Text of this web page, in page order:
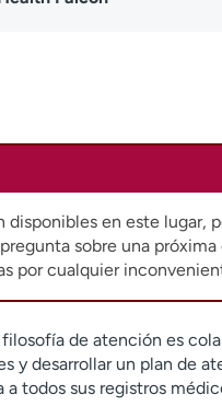
en este lugar,
sobre una
por cualquier
de atención es
y desarrollar un plan de
a todos sus registros